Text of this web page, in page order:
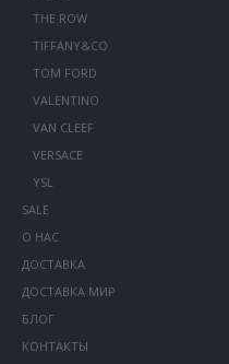
THE ROW
TIFFANY&CO
TOM FORD
VALENTINO
VAN CLEEF
VERSACE
YSL
SALE
О НАС
ДОСТАВКА
ДОСТАВКА МИР
БЛОГ
КОНТАКТЫ